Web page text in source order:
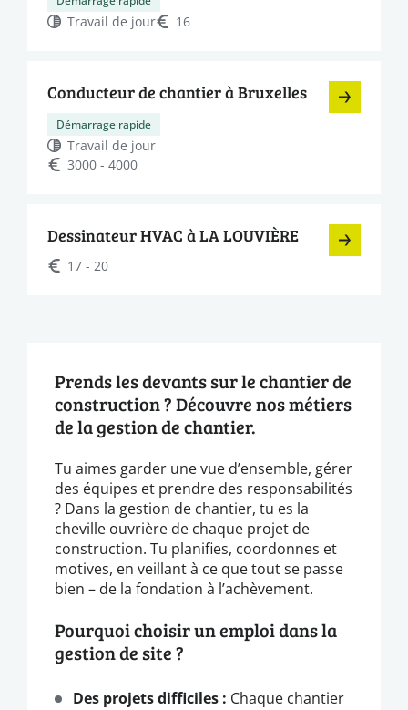
Travail de jour 16
Conducteur de chantier à Bruxelles
Démarrage rapide
Travail de jour
3000 - 4000
Dessinateur HVAC à LA LOUVIÈRE
17 - 20
Prends les devants sur le chantier de
construction ? Découvre nos métiers
de la gestion de chantier.
Tu aimes garder une vue d’ensemble, gérer
des équipes et prendre des responsabilités
? Dans la gestion de chantier, tu es la
cheville ouvrière de chaque projet de
construction. Tu planifies, coordonnes et
motives, en veillant à ce que tout se passe
bien – de la fondation à l’achèvement.
Pourquoi choisir un emploi dans la
gestion de site ?
Des projets difficiles : Chaque chantier